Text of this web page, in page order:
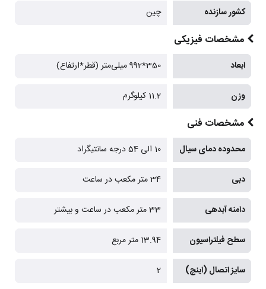
کشور سازنده چین
مشخصات فیزیکی
ابعاد 350*992 میلی‌متر (قطر*ارتفاع)
وزن 11.2 کیلوگرم
مشخصات فنی
محدوده دمای سیال 10 الی 54 درجه سانتیگراد
دبی 34 متر مکعب در ساعت
دامنه آبدهی 33 متر مکعب در ساعت و بیشتر
سطح فیلتراسیون 13.94 متر مربع
سایز اتصال (اینچ) 2